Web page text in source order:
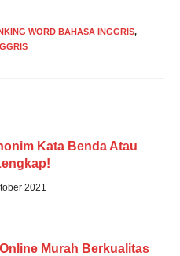
WORD BAHASA INGGRIS,
Kata Benda Atau
2021
Murah Berkualitas